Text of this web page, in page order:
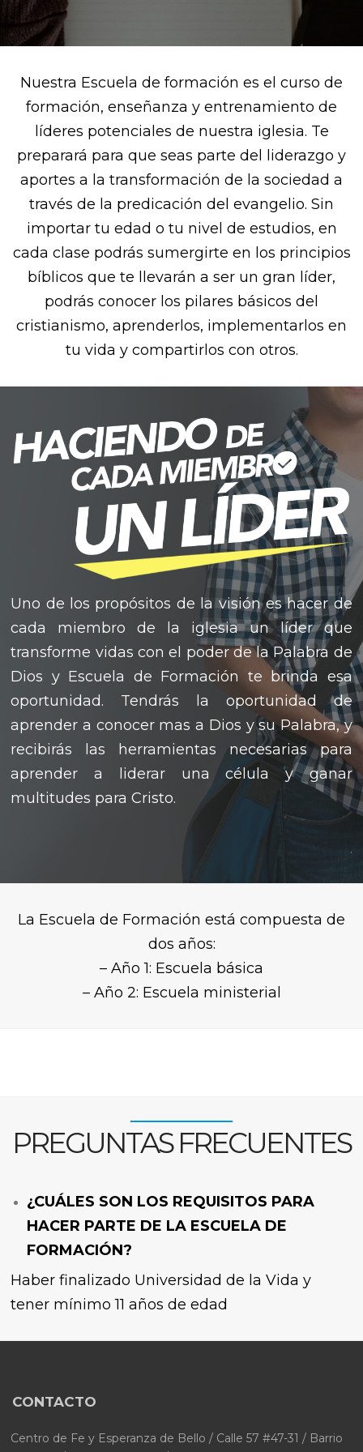
Nuestra Escuela de formación es el curso de
formación, enseñanza y entrenamiento de
líderes potenciales de nuestra iglesia. Te
preparará para que seas parte del liderazgo y
aportes a la transformación de la sociedad a
través de la predicación del evangelio. Sin
importar tu edad o tu nivel de estudios, en
cada clase podrás sumergirte en los principios
bíblicos que te llevarán a ser un gran líder,
podrás conocer los pilares básicos del
cristianismo, aprenderlos, implementarlos en
tu vida y compartirlos con otros.
Uno de los propósitos de la visión es hacer de
cada miembro de la iglesia un líder que
transforme vidas con el poder de la Palabra de
Dios y Escuela de Formación te brinda esa
oportunidad. Tendrás la oportunidad de
aprender a conocer mas a Dios y su Palabra, y
recibirás las herramientas necesarias para
aprender a liderar una célula y ganar
multitudes para Cristo.
.
La Escuela de Formación está compuesta de
dos años:
– Año 1: Escuela básica
– Año 2: Escuela ministerial
PREGUNTAS FRECUENTES
¿CUÁLES SON LOS REQUISITOS PARA
HACER PARTE DE LA ESCUELA DE
FORMACIÓN?
Haber finalizado Universidad de la Vida y
tener mínimo 11 años de edad
CONTACTO
Centro de Fe y Esperanza de Bello / Calle 57 #47-31 / Barrio